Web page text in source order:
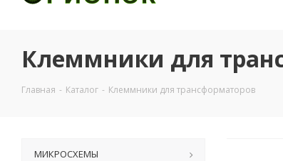
Клеммники для
Главная - Каталог - Клеммники для трансформаторов
МИКРОСХЕМЫ